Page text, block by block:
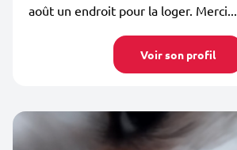
août un endroit pour la loger. Merci...
Voir son profil